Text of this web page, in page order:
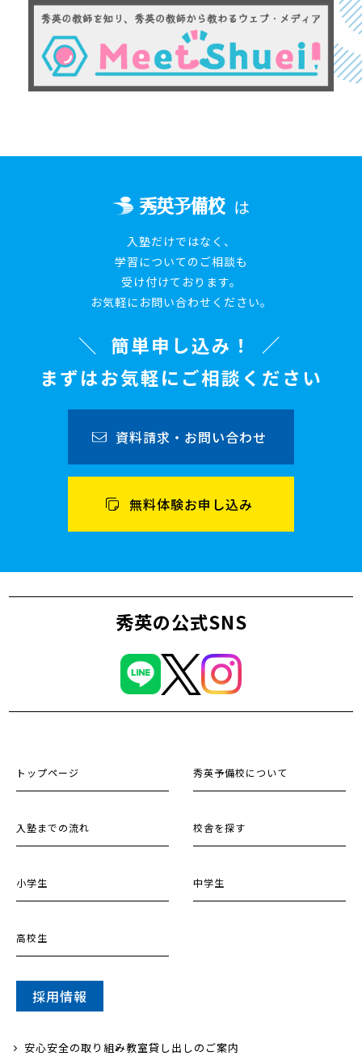
は
入塾だけではなく、
学習についてのご相談も
受け付けております。
お気軽にお問い合わせください。
簡単申し込み！
まずはお気軽にご相談ください
資料請求・お問い合わせ
無料体験お申し込み
秀英の公式SNS
トップページ 秀英予備校について
入塾までの流れ 校舎を探す
小学生 中学生
高校生
採用情報
安心安全の取り組み教室貸し出しのご案内